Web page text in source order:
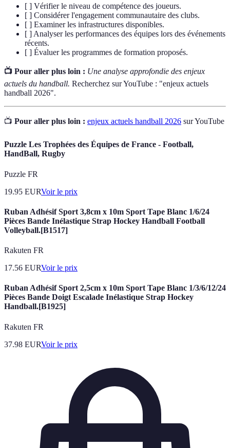
[ ] Vérifier le niveau de compétence des joueurs.
[ ] Considérer l'engagement communautaire des clubs.
[ ] Examiner les infrastructures disponibles.
[ ] Analyser les performances des équipes lors des événements
récents.
[ ] Évaluer les programmes de formation proposés.
📺 Pour aller plus loin : Une analyse approfondie des enjeux
actuels du handball. Recherchez sur YouTube : "enjeux actuels
handball 2026".
📺 Pour aller plus loin : enjeux actuels handball 2026 sur YouTube
Puzzle Les Trophées des Équipes de France - Football,
HandBall, Rugby
Puzzle FR
19.95 EURVoir le prix
Ruban Adhésif Sport 3,8cm x 10m Sport Tape Blanc 1/6/24
Pièces Bande Inélastique Strap Hockey Handball Football
Volleyball.[B1517]
Rakuten FR
17.56 EURVoir le prix
Ruban Adhésif Sport 2,5cm x 10m Sport Tape Blanc 1/3/6/12/24
Pièces Bande Doigt Escalade Inélastique Strap Hockey
Handball.[B1925]
Rakuten FR
37.98 EURVoir le prix